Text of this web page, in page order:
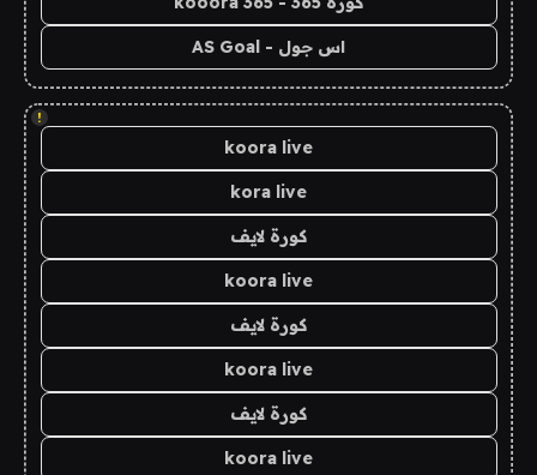
اس جول - AS Goal
!
koora live
kora live
كورة لايف
koora live
كورة لايف
koora live
كورة لايف
koora live